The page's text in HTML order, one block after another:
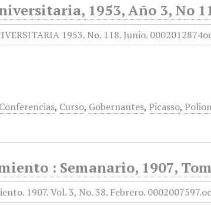
1953, Año 3, No
Conferencias, Curso, Gobernantes, Picasso,
: Semanario, 1907,